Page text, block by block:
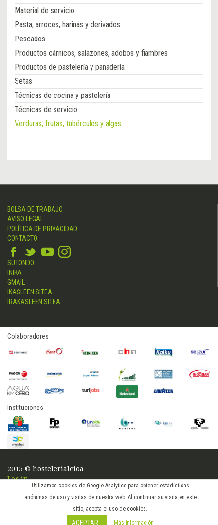
Utilizamos cookies de Google Analytics para obtener estadísticas
anónimas de uso y visitas de nuestra web. Al continuar su visita en este
sitio, acepta el uso de cookies.
ACEPTAR Más información
Material de servicio
Pasta, arroces, harinas y derivados
Pescados
Productos cárnicos, salazones, adobos y fiambres
Productos de pastelería y panadería
Setas
Técnicas de cocina y pastelería
Técnicas de servicio
Verduras, frutas, tubérculos y algas
BOLSA DE TRABAJO
AVISO LEGAL
POLÍTICA DE PRIVACIDAD
CONTACTO
SUTONDO
INIKA
GMAIL
IKASLEEN SITEA
IRAKASLEEN SITEA
Colaboradores
Instituciones
2015 © hostelerialeioa
Log in